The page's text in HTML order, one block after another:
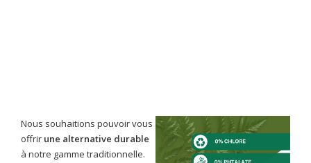
Nous souhaitions pouvoir vous
offrir une alternative durable
à notre gamme traditionnelle.